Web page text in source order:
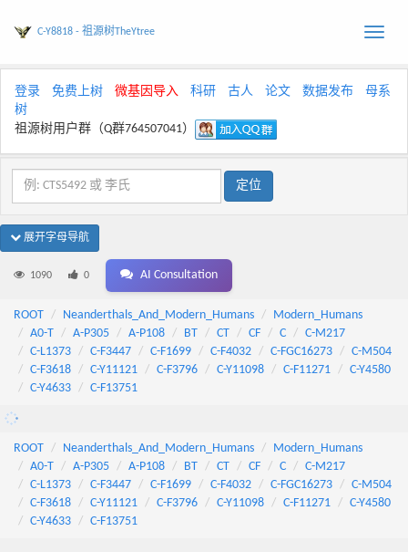
Toggle
C-Y8818 - 祖源树TheYtree
登录 免费上树 微基因导入 科研 古人 论文 数据发布
母系
树
祖源树用户群（Q群764507041）
展开字母导航
1090 0 AI Consultation
ROOT Neanderthals_And_Modern_Humans
Modern_Humans
A0-T
A-P305 A-P108 BT CT CF C
C-M217
C-L1373
C-F3447 C-F1699 C-F4032 C-FGC16273
C-M504
C-F3618
C-Y11121 C-F3796 C-Y11098 C-F11271
C-Y4580
C-Y4633
C-F13751
ROOT Neanderthals_And_Modern_Humans
Modern_Humans
A0-T
A-P305 A-P108 BT CT CF C
C-M217
C-L1373
C-F3447 C-F1699 C-F4032 C-FGC16273
C-M504
C-F3618
C-Y11121 C-F3796 C-Y11098 C-F11271
C-Y4580
C-Y4633
C-F13751